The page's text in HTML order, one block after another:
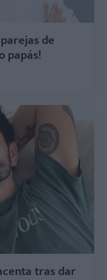
de
papás!
tras dar